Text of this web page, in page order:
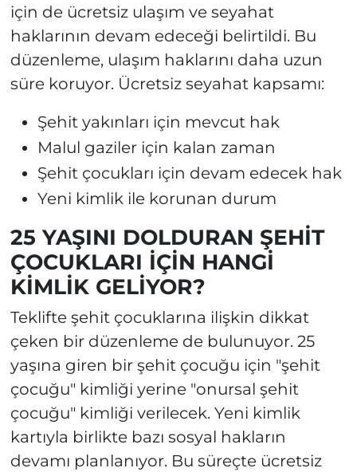
için de ücretsiz ulaşım ve seyahat
haklarının devam edeceği belirtildi. Bu
düzenleme, ulaşım haklarını daha uzun
süre koruyor. Ücretsiz seyahat kapsamı:
Şehit yakınları için mevcut hak
Malul gaziler için kalan zaman
Şehit çocukları için devam edecek hak
Yeni kimlik ile korunan durum
25 YAŞINI DOLDURAN ŞEHİT
ÇOCUKLARI İÇİN HANGİ
KİMLİK GELİYOR?
Teklifte şehit çocuklarına ilişkin dikkat
çeken bir düzenleme de bulunuyor. 25
yaşına giren bir şehit çocuğu için "şehit
çocuğu" kimliği yerine "onursal şehit
çocuğu" kimliği verilecek. Yeni kimlik
kartıyla birlikte bazı sosyal hakların
devamı planlanıyor. Bu süreçte ücretsiz